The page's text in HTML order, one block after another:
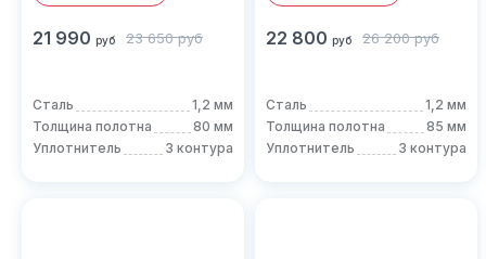
21 990 руб 23 650 руб
Сталь
1,2 мм
Толщина полотна
80 мм
Уплотнитель
3 контура
22 800 руб 26 200 руб
Сталь
1,2 мм
Толщина полотна
85 мм
Уплотнитель
3 контура